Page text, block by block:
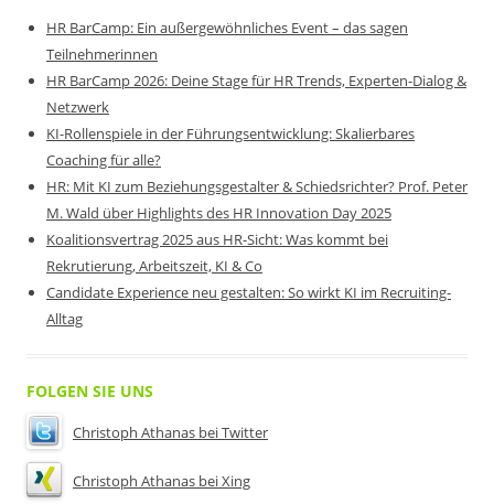
HR BarCamp: Ein außergewöhnliches Event – das sagen
Teilnehmerinnen
HR BarCamp 2026: Deine Stage für HR Trends, Experten-Dialog &
Netzwerk
KI-Rollenspiele in der Führungsentwicklung: Skalierbares
Coaching für alle?
HR: Mit KI zum Beziehungsgestalter & Schiedsrichter? Prof. Peter
M. Wald über Highlights des HR Innovation Day 2025
Koalitionsvertrag 2025 aus HR-Sicht: Was kommt bei
Rekrutierung, Arbeitszeit, KI & Co
Candidate Experience neu gestalten: So wirkt KI im Recruiting-
Alltag
FOLGEN SIE UNS
Christoph Athanas bei Twitter
Christoph Athanas bei Xing